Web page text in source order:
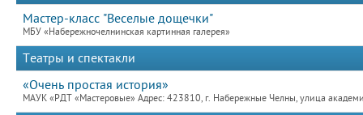
Мастер-класс "Веселые дощечки"
МБУ «Набережночелнинская картинная галерея»
Театры и спектакли
«Очень простая история»
МАУК «РДТ «Мастеровые» Адрес: 423810, г. Набережные Челны, улица